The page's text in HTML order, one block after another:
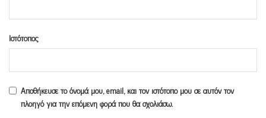
Ιστότοπος
Αποθήκευσε το όνομά μου, email, και τον ιστότοπο μου σε αυτόν τον
πλοηγό για την επόμενη φορά που θα σχολιάσω.